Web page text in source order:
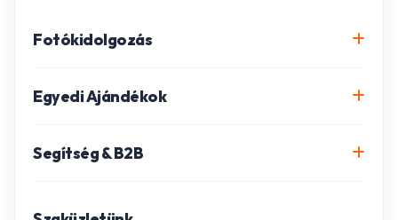
Fotókidolgozás
Igazolványkép készítés
Egyedi Ajándékok
Gravírozott ajándékok
Segítség & B2B